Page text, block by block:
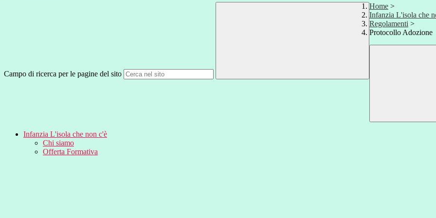
Campo di ricerca per le pagine del sito
Home >
Infanzia L'isola che
Regolamenti >
Protocollo Adozione
Infanzia L'isola che non c'è
Chi siamo
Offerta Formativa